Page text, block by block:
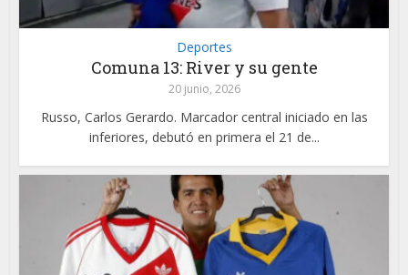
Deportes
Comuna 13: River y su gente
20 junio, 2026
Russo, Carlos Gerardo. Marcador central iniciado en las
inferiores, debutó en primera el 21 de...